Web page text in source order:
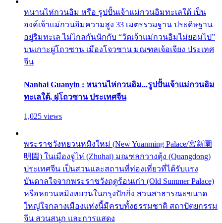
หนานไห่กวนอิม หรือ รูปปั้นเจ้าแม่กวนอิมทะเลใต้ เป็น
องค์เจ้าแม่กวนอิมความสูง 33 เมตรรวมฐาน ประดิษฐาน
อยู่ริมทะเล ไม่ไกลกันนักกับ “วัดเจ้าแม่กวนอิมไม่ยอมไป”
บนเกาะผู่โถวซาน เมืองโจวซาน มณฑลเจ้อเจียง ประเทศ
จีน
Nanhai Guanyin : หนานไห่กวนอิม...รูปปั้นเจ้าแม่กวนอิม
ทะเลใต้, ผู่โถวซาน ประเทศจีน
1,025 views
พระราชวังหยวนหมิงใหม่ (New Yuanming Palace/宮新園
明園) ในเมืองจูไห่ (Zhuhai) มณฑลกวางตุ้ง (Quangdong)
ประเทศจีน เป็นสวนและสถานที่ท่องเที่ยวที่ได้รับแรง
บันดาลใจจากพระราชวังฤดูร้อนเก่า (Old Summer Palace)
หรือหยวนหมิงหยวนในกรุงปักกิ่ง สวนสาธารณะขนาด
ใหญ่ใจกลางเมืองแห่งนี้มีครบทั้งธรรมชาติ สถาปัตยกรรม
จีน สวนสนุก และการแสดง